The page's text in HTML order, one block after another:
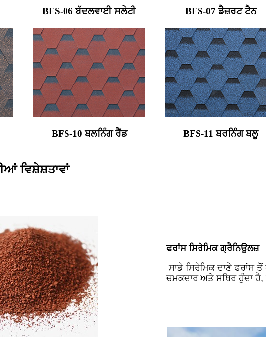
BFS-06 ਬੱਦਲਵਾਈ ਸਲੇਟੀ BFS-07 ਡੈਜ਼ਰਟ ਟੈਨ
BFS-10 ਬਲਨਿੰਗ ਰੈੱਡ BFS-11 ਬਰਨਿੰਗ ਬਲੂ
ਵਿਸ਼ੇਸ਼ਤਾਵਾਂ
ਫਰਾਂਸ ਸਿਰੇਮਿਕ ਗ੍ਰੈਨਿਊਲਜ਼
ਸਾਡੇ ਸਿਰੇਮਿਕ ਦਾਣੇ ਫਰਾਂਸ
ਚਮਕਦਾਰ ਅਤੇ ਸਥਿਰ ਹੁੰਦਾ ਹੈ,